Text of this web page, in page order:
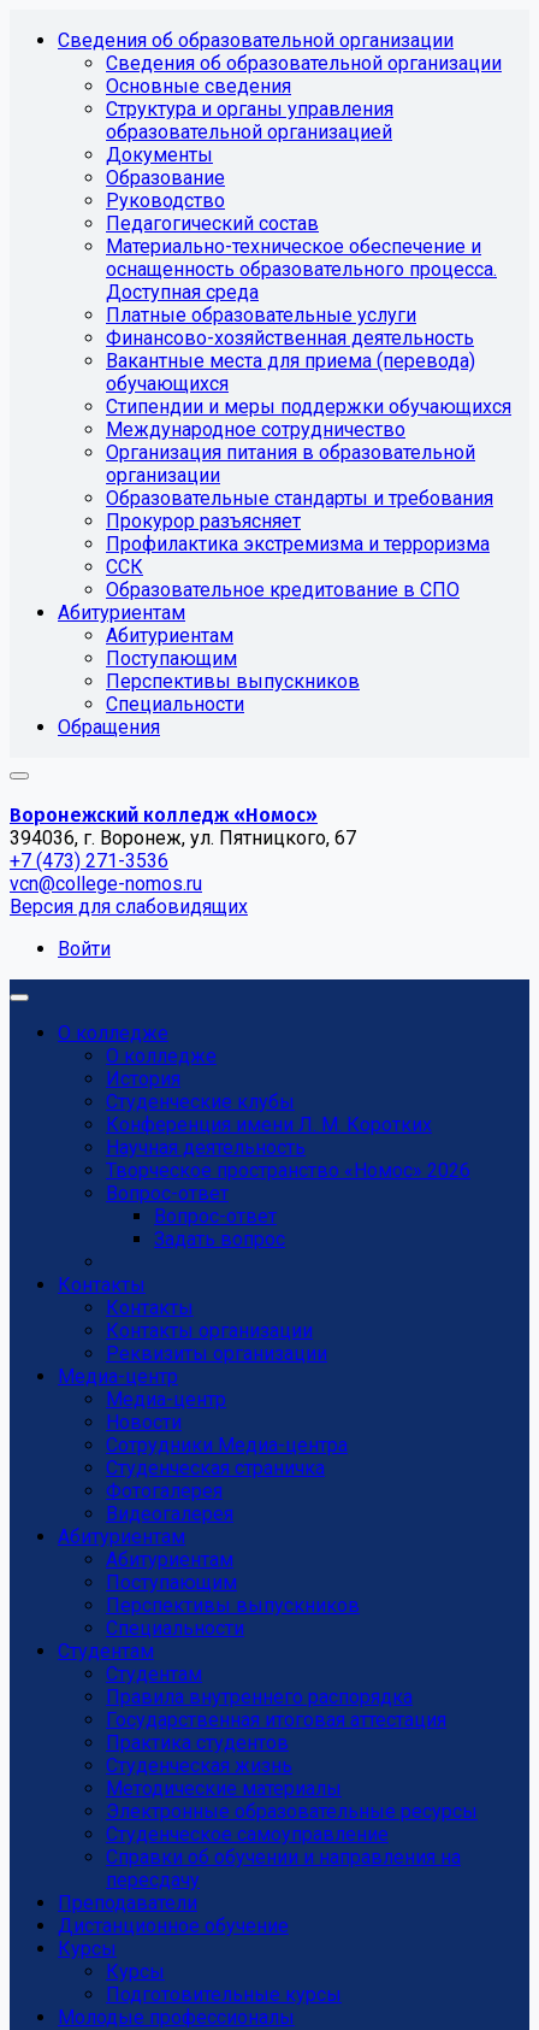
Сведения об образовательной организации
Сведения об образовательной организации
Основные сведения
Структура и органы управления
образовательной организацией
Документы
Образование
Руководство
Педагогический состав
Материально-техническое обеспечение и
оснащенность образовательного процесса.
Доступная среда
Платные образовательные услуги
Финансово-хозяйственная деятельность
Вакантные места для приема (перевода)
обучающихся
Стипендии и меры поддержки обучающихся
Международное сотрудничество
Организация питания в образовательной
организации
Образовательные стандарты и требования
Прокурор разъясняет
Профилактика экстремизма и терроризма
ССК
Образовательное кредитование в СПО
Абитуриентам
Абитуриентам
Поступающим
Перспективы выпускников
Специальности
Обращения
Воронежский колледж «Номос»
394036, г. Воронеж, ул. Пятницкого, 67
+7 (473) 271-3536
vcn@college-nomos.ru
Версия для слабовидящих
Войти
О колледже
О колледже
История
Студенческие клубы
Конференция имени Л. М. Коротких
Научная деятельность
Творческое пространство «Номос» 2026
Вопрос-ответ
Вопрос-ответ
Задать вопрос
Контакты
Контакты
Контакты организации
Реквизиты организации
Медиа-центр
Медиа-центр
Новости
Сотрудники Медиа-центра
Студенческая страничка
Фотогалерея
Видеогалерея
Абитуриентам
Абитуриентам
Поступающим
Перспективы выпускников
Специальности
Студентам
Студентам
Правила внутреннего распорядка
Государственная итоговая аттестация
Практика студентов
Студенческая жизнь
Методические материалы
Электронные образовательные ресурсы
Студенческое самоуправление
Справки об обучении и направления на
пересдачу
Преподаватели
Дистанционное обучение
Курсы
Курсы
Подготовительные курсы
Молодые профессионалы